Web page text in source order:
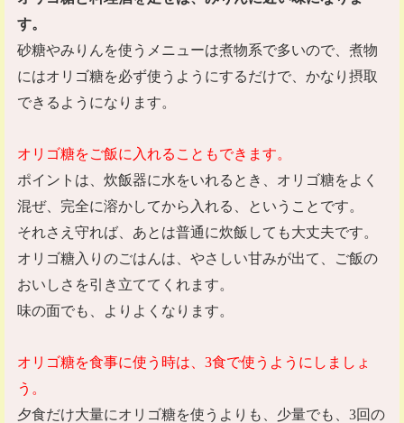
す。
砂糖やみりんを使うメニューは煮物系で多いので、煮物
にはオリゴ糖を必ず使うようにするだけで、かなり摂取
できるようになります。
オリゴ糖をご飯に入れることもできます。
ポイントは、炊飯器に水をいれるとき、オリゴ糖をよく
混ぜ、完全に溶かしてから入れる、ということです。
それさえ守れば、あとは普通に炊飯しても大丈夫です。
オリゴ糖入りのごはんは、やさしい甘みが出て、ご飯の
おいしさを引き立ててくれます。
味の面でも、よりよくなります。
オリゴ糖を食事に使う時は、 3食で使うようにしましょ
う。
夕食だけ大量にオリゴ糖を使うよりも、少量でも、 3回の